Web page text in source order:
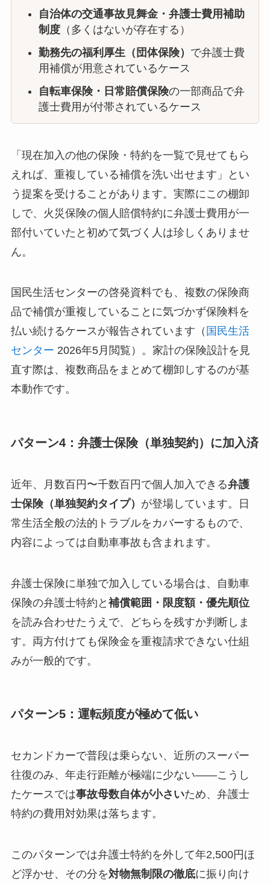
自治体の交通事故見舞金・弁護士費用補助
制度（多くはないが存在する）
勤務先の福利厚生（団体保険） で弁護士費
用補償が用意されているケース
自転車保険・日常賠償保険の一部商品で弁
護士費用が付帯されているケース
「現在加入の他の保険・特約を一覧で見せてもら
えれば、重複している補償を洗い出せます」とい
う提案を受けることがあります。実際にこの棚卸
しで、火災保険の個人賠償特約に弁護士費用が一
部付いていたと初めて気づく人は珍しくありませ
ん。
国民生活センターの啓発資料でも、複数の保険商
品で補償が重複していることに気づかず保険料を
払い続けるケースが報告されています（ 国民生活
センター 2026年5月閲覧）。家計の保険設計を見
直す際は、複数商品をまとめて棚卸しするのが基
本動作です。
パターン4：弁護士保険（単独契約）に加入済
近年、月数百円〜千数百円で個人加入できる弁護
士保険（単独契約タイプ） が登場しています。日
常生活全般の法的トラブルをカバーするもので、
内容によっては自動車事故も含まれます。
弁護士保険に単独で加入している場合は、自動車
保険の弁護士特約と 補償範囲・限度額・優先順位
を読み合わせたうえで、どちらを残すか判断しま
す。両方付けても保険金を重複請求できない仕組
みが一般的です。
パターン5：運転頻度が極めて低い
セカンドカーで普段は乗らない、近所のスーパー
往復のみ、年走行距離が極端に少ない——こうし
たケースでは事故母数自体が小さいため、弁護士
特約の費用対効果は落ちます。
このパターンでは弁護士特約を外して年2,500円ほ
ど浮かせ、その分を対物無制限の徹底に振り向け